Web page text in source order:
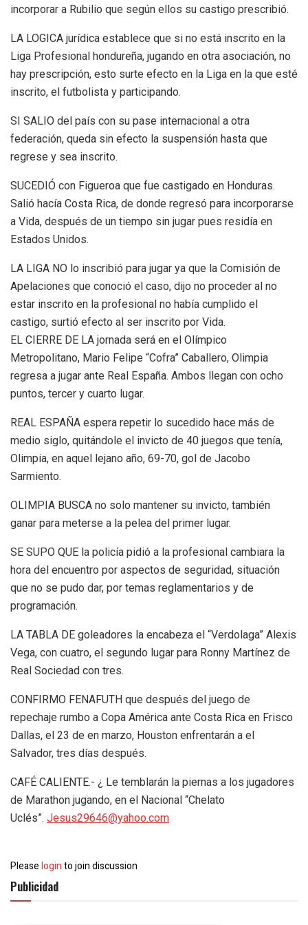
incorporar a Rubilio que según ellos su castigo prescribió.
LA LOGICA jurídica establece que si no está inscrito en la
Liga Profesional hondureña, jugando en otra asociación, no
hay prescripción, esto surte efecto en la Liga en la que esté
inscrito, el futbolista y participando.
SI SALIO del país con su pase internacional a otra
federación, queda sin efecto la suspensión hasta que
regrese y sea inscrito.
SUCEDIÓ con Figueroa que fue castigado en Honduras.
Salió hacía Costa Rica, de donde regresó para incorporarse
a Vida, después de un tiempo sin jugar pues residía en
Estados Unidos.
LA LIGA NO lo inscribió para jugar ya que la Comisión de
Apelaciones que conoció el caso, dijo no proceder al no
estar inscrito en la profesional no había cumplido el
castigo, surtió efecto al ser inscrito por Vida.
EL CIERRE DE LA jornada será en el Olímpico
Metropolitano, Mario Felipe “Cofra” Caballero, Olimpia
regresa a jugar ante Real España. Ambos llegan con ocho
puntos, tercer y cuarto lugar.
REAL ESPAÑA espera repetir lo sucedido hace más de
medio siglo, quitándole el invicto de 40 juegos que tenía,
Olimpia, en aquel lejano año, 69-70, gol de Jacobo
Sarmiento.
OLIMPIA BUSCA no solo mantener su invicto, también
ganar para meterse a la pelea del primer lugar.
SE SUPO QUE la policía pidió a la profesional cambiara la
hora del encuentro por aspectos de seguridad, situación
que no se pudo dar, por temas reglamentarios y de
programación.
LA TABLA DE goleadores la encabeza el “Verdolaga” Alexis
Vega, con cuatro, el segundo lugar para Ronny Martínez de
Real Sociedad con tres.
CONFIRMO FENAFUTH que después del juego de
repechaje rumbo a Copa América ante Costa Rica en Frisco
Dallas, el 23 de en marzo, Houston enfrentarán a el
Salvador, tres días después.
CAFÉ CALIENTE.- ¿ Le temblarán la piernas a los jugadores
de Marathon jugando, en el Nacional “Chelato
Uclés”. Jesus29646@yahoo.com
Pleaseloginto join discussion
Publicidad